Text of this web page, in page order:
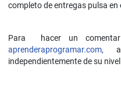
completo de entregas pulsa en
Para hacer un
aprenderaprogramar.com,
independientemente de su